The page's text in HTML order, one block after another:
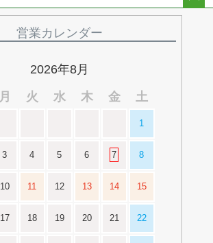
営業カレンダー
2026年8月
月 火 水 木 金 土
1
3 4 5 6 7 8
10 11 12 13 14 15
17 18 19 20 21 22